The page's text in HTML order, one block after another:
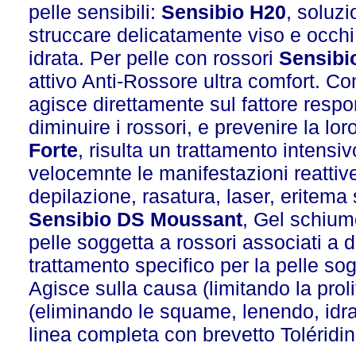
pelle sensibili: Sensibio H20,
struccare delicatamente viso e
idrata. Per pelle con rossori
attivo Anti-Rossore ultra comfort.
agisce direttamente sul fattore
diminuire i rossori, e prevenire la
Forte, risulta un trattamento
velocemnte le manifestazioni
depilazione, rasatura, laser,
Sensibio DS Moussant, Gel
pelle soggetta a rossori associati a
trattamento specifico per la pelle
Agisce sulla causa (limitando la
(eliminando le squame, lenendo,
linea completa con brevetto